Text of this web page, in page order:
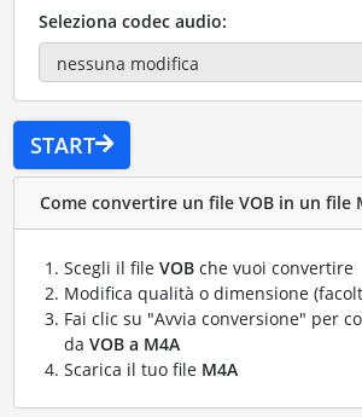
Seleziona codec audio:
START
Come convertire un file VOB in un file
Scegli il file VOBche vuoi convertire
Modifica qualità o dimensione
Fai clic su "Avvia conversione" per
da VOB a M4A
Scarica il tuo file M4A